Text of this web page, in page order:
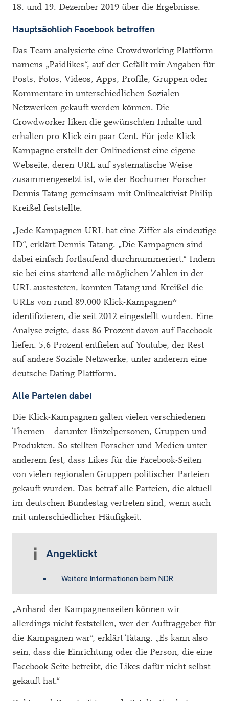
18. und 19. Dezember 2019 über die Ergebnisse.
Hauptsächlich Facebook betroffen
Das Team analysierte eine Crowdworking-Plattform
namens „Paidlikes“, auf der Gefällt-mir-Angaben für
Posts, Fotos, Videos, Apps, Profile, Gruppen oder
Kommentare in unterschiedlichen Sozialen
Netzwerken gekauft werden können. Die
Crowdworker liken die gewünschten Inhalte und
erhalten pro Klick ein paar Cent. Für jede Klick-
Kampagne erstellt der Onlinedienst eine eigene
Webseite, deren URL auf systematische Weise
zusammengesetzt ist, wie der Bochumer Forscher
Dennis Tatang gemeinsam mit Onlineaktivist Philip
Kreißel feststellte.
„Jede Kampagnen-URL hat eine Ziffer als eindeutige
ID“, erklärt Dennis Tatang. „Die Kampagnen sind
dabei einfach fortlaufend durchnummeriert.“ Indem
sie bei eins startend alle möglichen Zahlen in der
URL austesteten, konnten Tatang und Kreißel die
URLs von rund 89.000 Klick-Kampagnen*
identifizieren, die seit 2012 eingestellt wurden. Eine
Analyse zeigte, dass 86 Prozent davon auf Facebook
liefen. 5,6 Prozent entfielen auf Youtube, der Rest
auf andere Soziale Netzwerke, unter anderem eine
deutsche Dating-Plattform.
Alle Parteien dabei
Die Klick-Kampagnen galten vielen verschiedenen
Themen – darunter Einzelpersonen, Gruppen und
Produkten. So stellten Forscher und Medien unter
anderem fest, dass Likes für die Facebook-Seiten
von vielen regionalen Gruppen politischer Parteien
gekauft wurden. Das betraf alle Parteien, die aktuell
im deutschen Bundestag vertreten sind, wenn auch
mit unterschiedlicher Häufigkeit.
Angeklickt
Weitere Informationen beim NDR
„Anhand der Kampagnenseiten können wir
allerdings nicht feststellen, wer der Auftraggeber für
die Kampagnen war“, erklärt Tatang. „Es kann also
sein, dass die Einrichtung oder die Person, die eine
Facebook-Seite betreibt, die Likes dafür nicht selbst
gekauft hat.“